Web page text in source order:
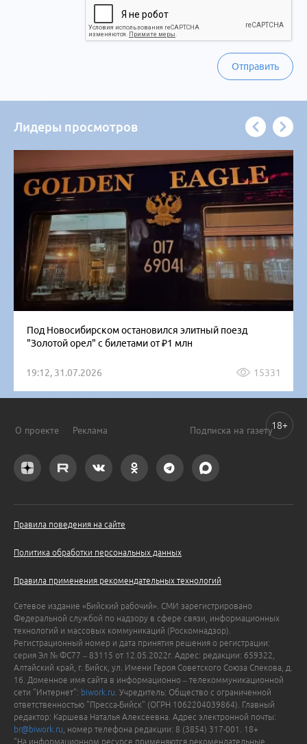
Отправить
Лидеры просмотров
Под Новосибирском остановился элитный поезд
"Золотой орел" с билетами от ₽1 млн
19:12, 31.07.2026 15331
О проекте Реклама Подписка на газету
Правила поведения на сайте
Политика обработки персональных данных
Правила применения рекомендательных технологий
Сетевое издание «Бийский рабочий». СМИ зарегистрировано
Федеральной службой по надзору в сфере связи, информационных
технологий и массовых коммуникаций (Роскомнадзор).
Регистрационный номер и дата принятия решения о регистрации:
серия Эл № ФС77 – 83115 от 12.05.2022г. Адрес: редакции: 659322,
Алтайский край, г. Бийск, ул. Имени Героя Советского Союза Спекова, д.
16. Доменное имя сайта в информационно – телекоммуникационной
сети "Интернет": biwork.ru . Учредитель: Общество с ограниченной
ответственностью "Пресса-Бийск" (ОГРН 1062204039864). Главный
редактор: Каршева Наталья Алексеевна. Адрес электронной почты:
br@biwork.ru , номер телефона редакции: 8 (3854) 317-001. 18+
"На информационном ресурсе применяются рекомендательные
18+